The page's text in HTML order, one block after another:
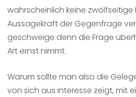
wahrscheinlich keine zwölfseitige
Aussagekraft der Gegenfrage
geschweige denn die Frage
Art ernst nimmt.
Warum sollte man also die
von sich aus Interesse zeigt, mit